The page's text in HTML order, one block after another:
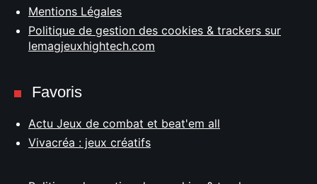
Mentions Légales
Politique de gestion des cookies & trackers sur
lemagjeuxhightech.com
Favoris
Actu Jeux de combat et beat'em all
Vivacréa : jeux créatifs